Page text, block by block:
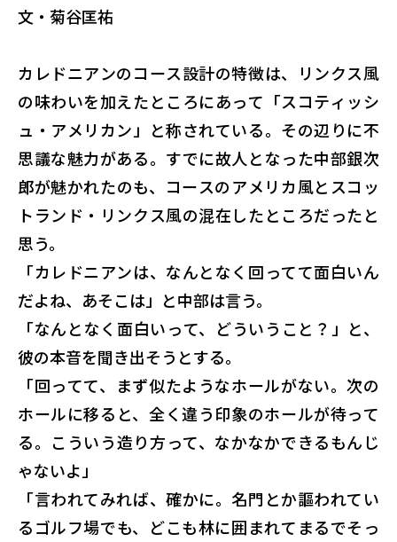
文・菊谷匡祐
カレドニアンのコース設計の特徴は、リンクス風
の味わいを加えたところにあって「スコティッシ
ュ・アメリカン」と称されている。その辺りに不
思議な魅力がある。すでに故人となった中部銀次
郎が魅かれたのも、コースのアメリカ風とスコッ
トランド・リンクス風の混在したところだったと
思う。
「カレドニアンは、なんとなく回ってて面白いん
だよね、あそこは」と中部は言う。
「なんとなく面白いって、どういうこと？」と、
彼の本音を聞き出そうとする。
「回ってて、まず似たようなホールがない。次の
ホールに移ると、全く違う印象のホールが待って
る。こういう造り方って、なかなかできるもんじ
ゃないよ」
「言われてみれば、確かに。名門とか謳われてい
るゴルフ場でも、どこも林に囲まれてまるでそっ